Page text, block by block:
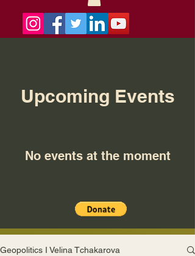
Upcoming Events
No events at the moment
Geopolitics I Velina Tchakarova